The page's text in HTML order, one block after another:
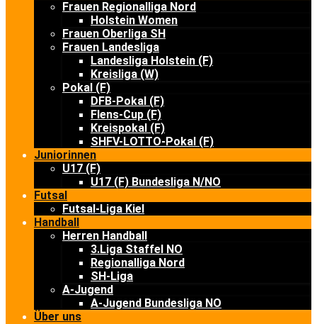
Frauen Regionalliga Nord
Holstein Women
Frauen Oberliga SH
Frauen Landesliga
Landesliga Holstein (F)
Kreisliga (W)
Pokal (F)
DFB-Pokal (F)
Flens-Cup (F)
Kreispokal (F)
SHFV-LOTTO-Pokal (F)
Juniorinnen
U17 (F)
U17 (F) Bundesliga N/NO
Futsal
Futsal-Liga Kiel
Handball
Herren Handball
3.Liga Staffel NO
Regionalliga Nord
SH-Liga
A-Jugend
A-Jugend Bundesliga NO
Über uns